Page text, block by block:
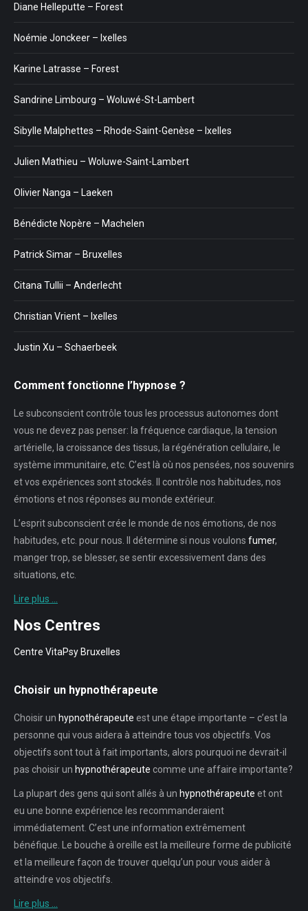
Diane Helleputte – Forest
Noémie Jonckeer – Ixelles
Karine Latrasse – Forest
Sandrine Limbourg – Woluwé-St-Lambert
Sibylle Malphettes – Rhode-Saint-Genèse – Ixelles
Julien Mathieu – Woluwe-Saint-Lambert
Olivier Nanga – Laeken
Bénédicte Nopère – Machelen
Patrick Simar – Bruxelles
Citana Tullii – Anderlecht
Christian Vrient – Ixelles
Justin Xu – Schaerbeek
Comment fonctionne l’hypnose ?
Le subconscient contrôle tous les processus autonomes dont
vous ne devez pas penser: la fréquence cardiaque, la tension
artérielle, la croissance des tissus, la régénération cellulaire, le
système immunitaire, etc. C’est là où nos pensées, nos souvenirs
et vos expériences sont stockés. Il contrôle nos habitudes, nos
émotions et nos réponses au monde extérieur.
L’esprit subconscient crée le monde de nos émotions, de nos
habitudes, etc. pour nous. Il détermine si nous voulons fumer,
manger trop, se blesser, se sentir excessivement dans des
situations, etc.
Lire plus …
Nos Centres
Centre VitaPsy Bruxelles
Choisir un hypnothérapeute
Choisir un hypnothérapeute est une étape importante – c’est la
personne qui vous aidera à atteindre tous vos objectifs. Vos
objectifs sont tout à fait importants, alors pourquoi ne devrait-il
pas choisir un hypnothérapeute comme une affaire importante?
La plupart des gens qui sont allés à un hypnothérapeute et ont
eu une bonne expérience les recommanderaient
immédiatement. C’est une information extrêmement
bénéfique. Le bouche à oreille est la meilleure forme de publicité
et la meilleure façon de trouver quelqu’un pour vous aider à
atteindre vos objectifs.
Lire plus …